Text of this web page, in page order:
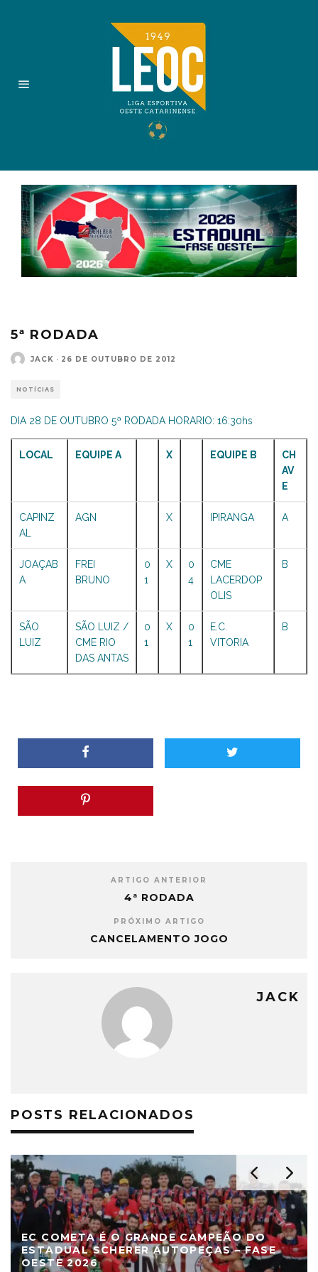
5ª RODADA
JACK · 26 DE OUTUBRO DE 2012
NOTÍCIAS
DIA 28 DE OUTUBRO 5ª RODADA HORARIO: 16:30hs
LOCAL EQUIPE A X EQUIPE B
CH
AV
E
CAPINZ
AL
AGN X IPIRANGA A
JOAÇAB
A
FREI
BRUNO
0
1
X
0
4
CME
LACERDOP
OLIS
B
SÃO
LUIZ
SÃO LUIZ /
CME RIO
DAS ANTAS
0
1
X
0
1
E.C.
VITORIA
B
ARTIGO ANTERIOR
4ª RODADA
PRÓXIMO ARTIGO
CANCELAMENTO JOGO
JACK
POSTS RELACIONADOS
EC COMETA É O GRANDE CAMPEÃO DO
ESTADUAL SCHERER AUTOPEÇAS – FASE
OESTE 2026